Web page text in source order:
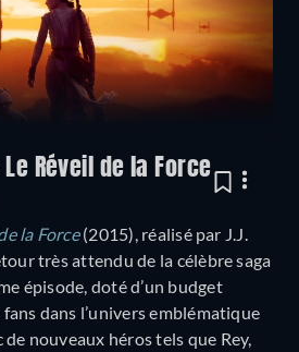
Réveil de la Force
la Force(2015), réalisé par J.J.
très attendu de la célèbre saga
épisode, doté d’un budget
dans l’univers emblématique
de nouveaux héros tels que Rey,